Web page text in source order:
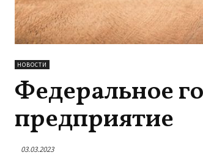
НОВОСТИ
Федеральное
предприятие
03.03.2023